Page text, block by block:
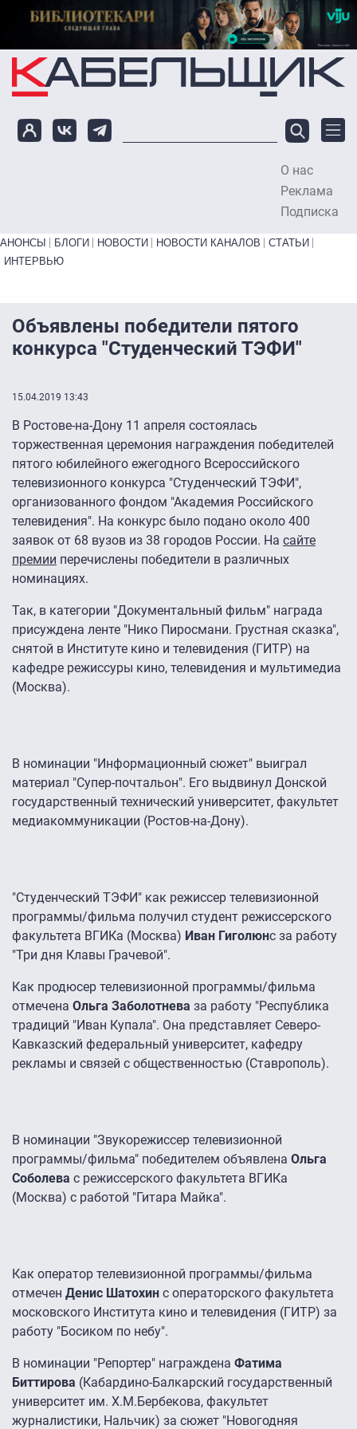
Перейти к основному содержанию
О нас
Реклама
Подписка
Primary links bottom
АНОНСЫ БЛОГИ НОВОСТИ НОВОСТИ КАНАЛОВ
СТАТЬИ
ИНТЕРВЬЮ
Объявлены победители пятого
конкурса "Студенческий ТЭФИ"
15.04.2019 13:43
В Ростове-на-Дону 11 апреля состоялась
торжественная церемония награждения победителей
пятого юбилейного ежегодного Всероссийского
телевизионного конкурса "Студенческий ТЭФИ",
организованного фондом "Академия Российского
телевидения". На конкурс было подано около 400
заявок от 68 вузов из 38 городов России. На сайте
премии перечислены победители в различных
номинациях.
Так, в категории "Документальный фильм" награда
присуждена ленте "Нико Пиросмани. Грустная сказка",
снятой в Институте кино и телевидения (ГИТР) на
кафедре режиссуры кино, телевидения и мультимедиа
(Москва).
В номинации "Информационный сюжет" выиграл
материал "Супер-почтальон". Его выдвинул Донской
государственный технический университет, факультет
медиакоммуникации (Ростов-на-Дону).
"Студенческий ТЭФИ" как режиссер телевизионной
программы/фильма получил студент режиссерского
факультета ВГИКа (Москва) Иван Гиголюнс за работу
"Три дня Клавы Грачевой".
Как продюсер телевизионной программы/фильма
отмечена Ольга Заболотнева за работу "Республика
традиций "Иван Купала". Она представляет Северо-
Кавказский федеральный университет, кафедру
рекламы и связей с общественностью (Ставрополь).
В номинации "Звукорежиссер телевизионной
программы/фильма" победителем объявлена Ольга
Соболева с режиссерского факультета ВГИКа
(Москва) с работой "Гитара Майка".
Как оператор телевизионной программы/фильма
отмечен Денис Шатохин с операторского факультета
московского Института кино и телевидения (ГИТР) за
работу "Босиком по небу".
В номинации "Репортер" награждена Фатима
Биттирова (Кабардино-Балкарский государственный
университет им. Х.М.Бербекова, факультет
журналистики, Нальчик) за сюжет "Новогодняя